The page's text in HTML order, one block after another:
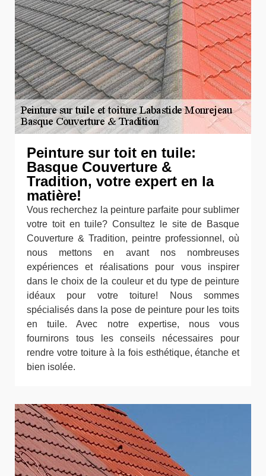
Peinture sur toit en tuile:
Basque Couverture &
Tradition, votre expert en la
matière!
Vous recherchez la peinture parfaite pour sublimer
votre toit en tuile? Consultez le site de Basque
Couverture & Tradition, peintre professionnel, où
nous mettons en avant nos nombreuses
expériences et réalisations pour vous inspirer
dans le choix de la couleur et du type de peinture
idéaux pour votre toiture! Nous sommes
spécialisés dans la pose de peinture pour les toits
en tuile. Avec notre expertise, nous vous
fournirons tous les conseils nécessaires pour
rendre votre toiture à la fois esthétique, étanche et
bien isolée.